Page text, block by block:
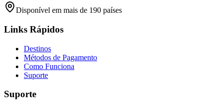
Disponível em mais de 190 países
Links Rápidos
Destinos
Métodos de Pagamento
Como Funciona
Suporte
Suporte